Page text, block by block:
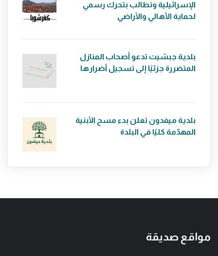
الإسرائيلية وتطالب بتحرك رسمي
لحماية الأهالي والأراضي
بلدية جبشيت تدعو أصحاب المنازل
المتضررة جزئيًا إلى تسجيل أضرارها
بلدية ميفدون تعلن بدء مسح الأبنية
المهدّمة كليًا في البلدة
مواقع صديقة